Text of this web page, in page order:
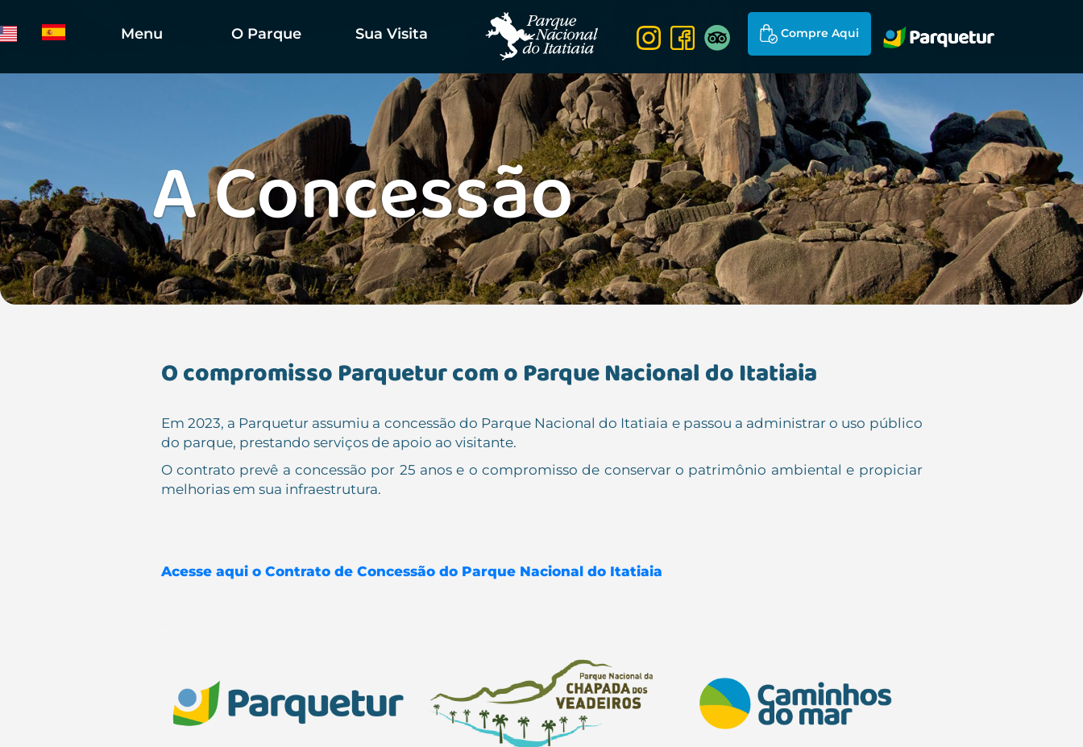
Menu O Parque Sua Visita Compre Aqui
A Concessão
O compromisso Parquetur com o Parque Nacional do Itatiaia
Em 2023, a Parquetur assumiu a concessão do Parque Nacional do Itatiaia e passou a administrar o uso público
do parque, prestando serviços de apoio ao visitante.
O contrato prevê a concessão por 25 anos e o compromisso de conservar o patrimônio ambiental e propiciar
melhorias em sua infraestrutura.
Acesse aqui o Contrato de Concessão do Parque Nacional do Itatiaia